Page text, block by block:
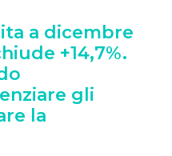
a dicembre
+14,7%.
gli
la